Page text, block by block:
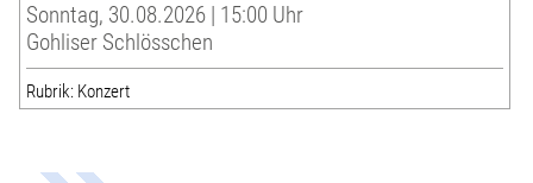
Sonntag, 30.08.2026 | 15:00 Uhr
Gohliser Schlösschen
Rubrik: Konzert